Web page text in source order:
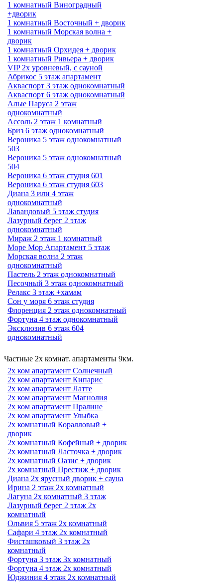
1 комнатный Виноградный
+дворик
1 комнатный Восточный + дворик
1 комнатный Морская волна +
дворик
1 комнатный Орхидея + дворик
1 комнатный Ривьера + дворик
VIP 2х уровневый, с сауной
Абрикос 5 этаж апартамент
Акваспорт 3 этаж однокомнатный
Акваспорт 6 этаж однокомнатный
Алые Паруса 2 этаж
однокомнатный
Ассоль 2 этаж 1 комнатный
Бриз 6 этаж однокомнатный
Вероника 5 этаж однокомнатный
503
Вероника 5 этаж однокомнатный
504
Вероника 6 этаж студия 601
Вероника 6 этаж студия 603
Диана 3 или 4 этаж
однокомнатный
Лавандовый 5 этаж студия
Лазурный берег 2 этаж
однокомнатный
Мираж 2 этаж 1 комнатный
Море Мор Апартамент 5 этаж
Морская волна 2 этаж
однокомнатный
Пастель 2 этаж однокомнатный
Песочный 3 этаж однокомнатный
Релакс 3 этаж +хамам
Сон у моря 6 этаж студия
Флоренция 2 этаж однокомнатный
Фортуна 4 этаж однокомнатный
Эксклюзив 6 этаж 604
однокомнатный
Частные 2х комнат. апартаменты 9км.
2х ком апартамент Солнечный
2х ком апартамент Кипарис
2х ком апартамент Латте
2х ком апартамент Магнолия
2х ком апартамент Пралине
2х ком апартамент Улыбка
2х комнатный Коралловый +
дворик
2х комнатный Кофейный + дворик
2х комнатный Ласточка + дворик
2х комнатный Оазис + дворик
2х комнатный Престиж + дворик
Диана 2х ярусный дворик + сауна
Ирина 2 этаж 2х комнатный
Лагуна 2х комнатный 3 этаж
Лазурный берег 2 этаж 2х
комнатный
Ольвия 5 этаж 2х комнатный
Сафари 4 этаж 2х комнатный
Фисташковый 3 этаж 2х
комнатный
Фортуна 3 этаж 3х комнатный
Фортуна 4 этаж 2х комнатный
Юджиния 4 этаж 2х комнатный